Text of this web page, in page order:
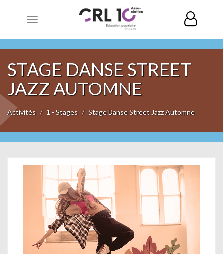
Toggle
STAGE DANSE STREET
JAZZ AUTOMNE
Activités 1 - Stages Stage Danse Street Jazz Automne